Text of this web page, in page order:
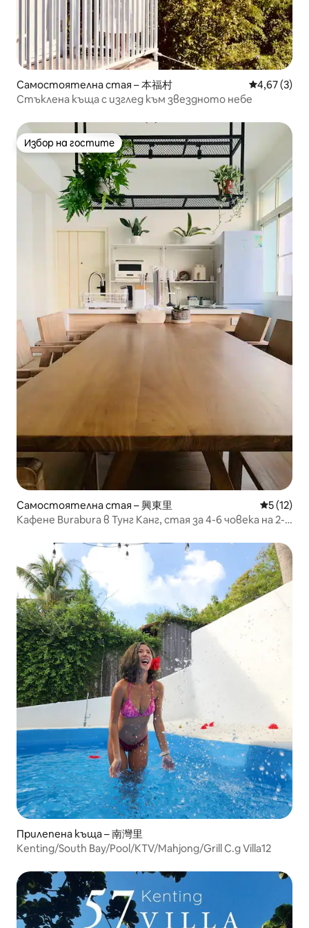
Самостоятелна стая – 本福村 Средна
4,67 (3)
Стъклена къща с изглед към звездното небе
Избор на гостите
Избор на гостите
Самостоятелна стая – 興東里 Средна
5 (12)
Кафене Burabura в Тунг Канг, стая за 4-6 човека на 2-
Прилепена къща – 南灣里
Kenting/South Bay/Pool/KTV/Mahjong/Grill C.g Villa12